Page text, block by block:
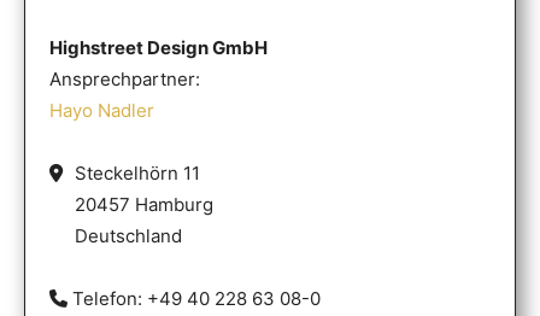
Highstreet Design GmbH
Ansprechpartner:
Hayo Nadler
Steckelhörn 11
20457 Hamburg
Deutschland
Telefon: +49 40 228 63 08-0